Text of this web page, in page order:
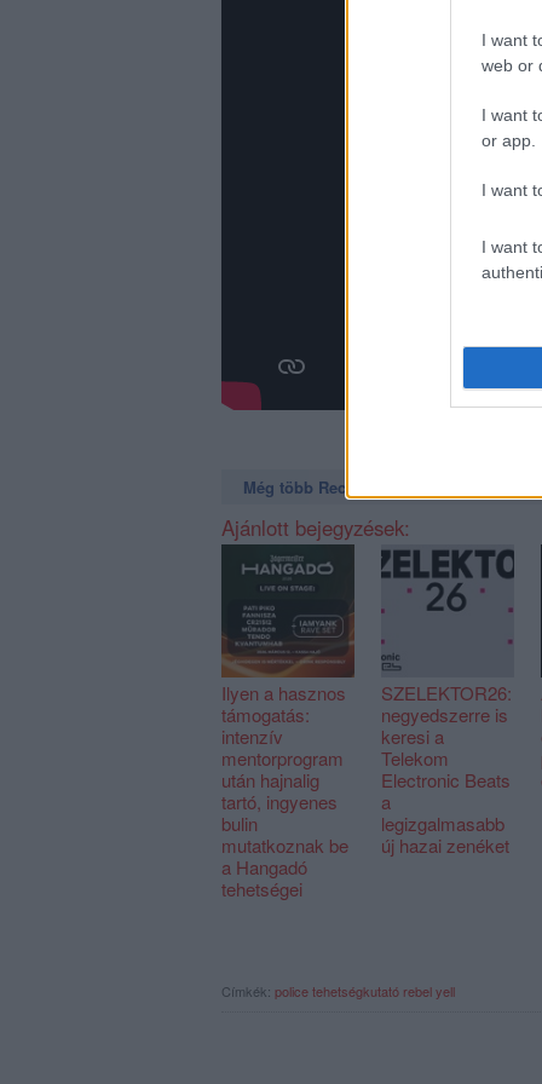
I want
web or
I want
or app.
I want
I want
Még több Recorder a Facebookon.
Ajánlott bejegyzések:
Ilyen a hasznos
támogatás:
intenzív
mentorprogram
után hajnalig
tartó, ingyenes
bulin
mutatkoznak be
a Hangadó
tehetségei
SZELEKTOR26:
negyedszerre is
keresi a
Telekom
Electronic Beats
a
legizgalmasabb
új hazai zenéket
Címkék: policetehetségkutató rebel yell